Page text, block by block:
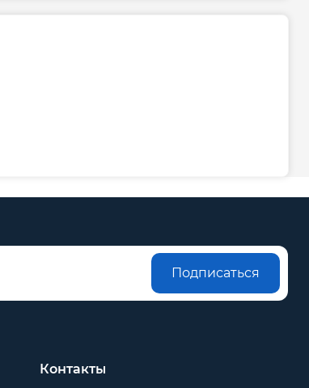
Подписаться
Контакты